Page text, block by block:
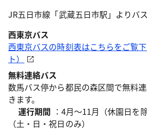
JR五日市線「武蔵五日市駅」よりバ
西東京バス
西東京バスの時刻表はこちらをご覧
ト）
無料連絡バス
数馬バス停から都民の森区間で無料
きます。
運行期間 ：4月～11月（休園日を
（土・日・祝日のみ）